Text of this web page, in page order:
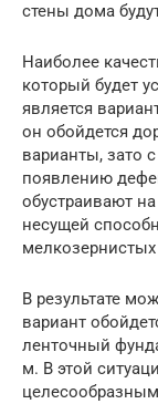
стены дома
Наиболее
который будет
является
он обойдется
варианты, зато
появлению
обустраивают
несущей
В результате
вариант
ленточный
м. В этой